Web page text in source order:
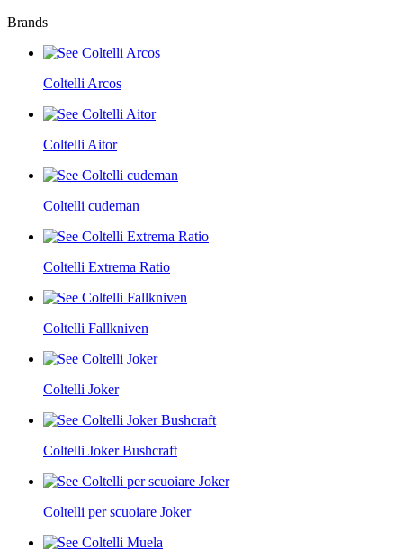
Brands
Coltelli Arcos
Coltelli Aitor
Coltelli cudeman
Coltelli Extrema Ratio
Coltelli Fallkniven
Coltelli Joker
Coltelli Joker Bushcraft
Coltelli per scuoiare Joker